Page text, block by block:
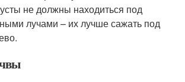
не должны находиться под
лучами – их лучше сажать под